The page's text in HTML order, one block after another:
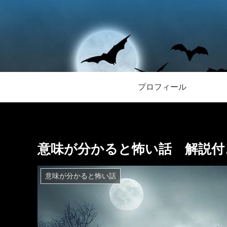
プロフィール
意味が分かると怖い話 解説
意味が分かると怖い話